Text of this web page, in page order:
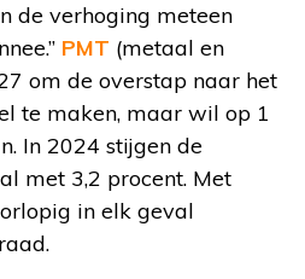
de verhoging meteen
PMT (metaal en
om de overstap naar het
te maken, maar wil op 1
In 2024 stijgen de
met 3,2 procent. Met
in elk geval